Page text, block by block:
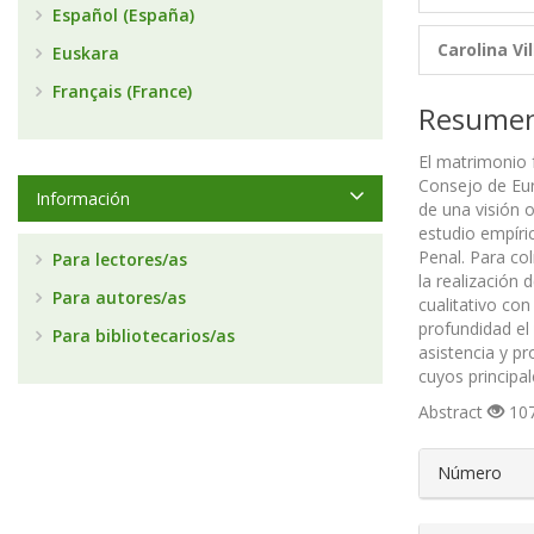
Carolina
El matrimonio
Consejo de
de una visión
estudio
Penal. Para
la realización
cualitativo
profundidad
asistencia y
cuyos
Abstract
Número
Español (España)
Euskara
Français (France)
Información
Para lectores/as
Para autores/as
Para bibliotecarios/as